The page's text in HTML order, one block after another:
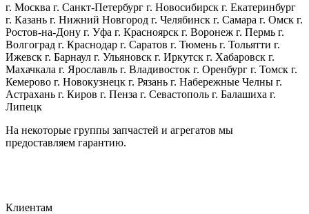
г. Москва г. Санкт-Петербург г. Новосибирск г. Екатеринбург
г. Казань г. Нижний Новгород г. Челябинск г. Самара г. Омск г.
Ростов-на-Дону г. Уфа г. Красноярск г. Воронеж г. Пермь г.
Волгоград г. Краснодар г. Саратов г. Тюмень г. Тольятти г.
Ижевск г. Барнаул г. Ульяновск г. Иркутск г. Хабаровск г.
Махачкала г. Ярославль г. Владивосток г. Оренбург г. Томск г.
Кемерово г. Новокузнецк г. Рязань г. Набережные Челны г.
Астрахань г. Киров г. Пенза г. Севастополь г. Балашиха г.
Липецк
На некоторые группы запчастей и агрегатов мы
предоставляем гарантию.
Клиентам